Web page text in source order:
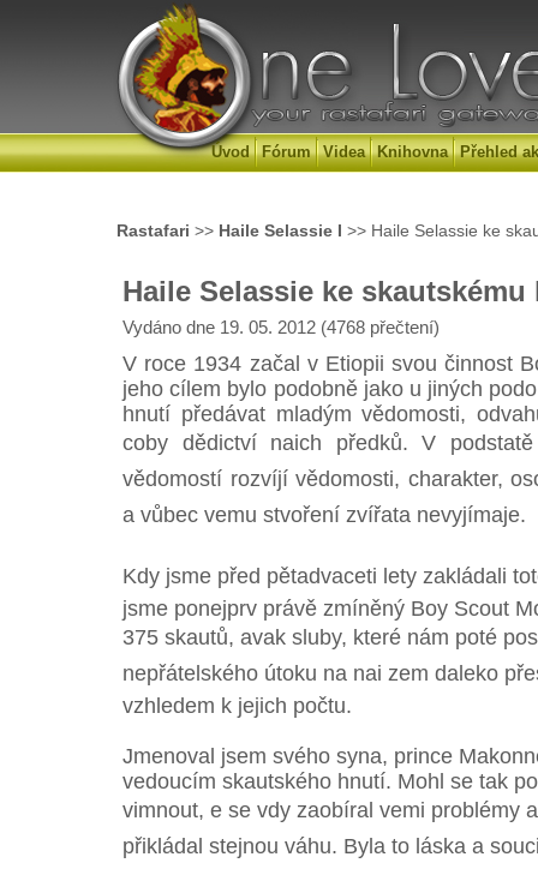
Úvod Fórum Videa Knihovna Přehled
Rastafari >> Haile Selassie I >> Haile Selassie ke
Haile Selassie ke
Vydáno dne 19. 05. 2012 (4768 přečtení)
V roce 1934 začal v Etiopii svou činnost
jeho cílem bylo podobně jako u jiných
hnutí předávat mladým vědomosti,
coby dědictví naich předků. V
vědomostí rozvíjí vědomosti, charakter,
a vůbec vemu stvoření zvířata nevyjímaje.
Kdy jsme před pětadvaceti lety zakládali
jsme ponejprv právě zmíněný Boy Scout
375 skautů, avak sluby, které nám poté
nepřátelského útoku na nai zem daleko
vzhledem k jejich počtu.
Jmenoval jsem svého syna, prince
vedoucím skautského hnutí. Mohl se tak
vimnout, e se vdy zaobíral vemi problémy
přikládal stejnou váhu. Byla to láska a